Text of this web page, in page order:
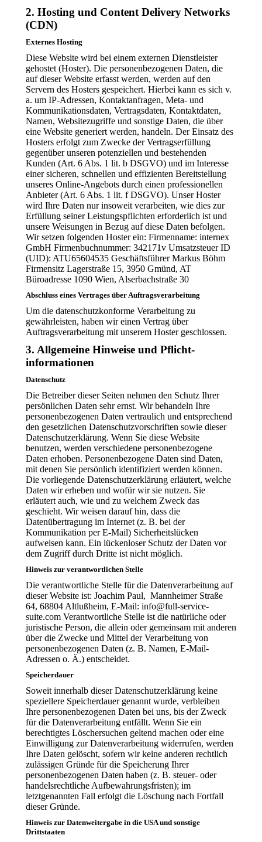
2. Hosting und Content Delivery Networks
(CDN)
Externes Hosting
Diese Website wird bei einem externen Dienstleister
gehostet (Hoster). Die personenbezogenen Daten, die
auf dieser Website erfasst werden, werden auf den
Servern des Hosters gespeichert. Hierbei kann es sich v.
a. um IP-Adressen, Kontaktanfragen, Meta- und
Kommunikationsdaten, Vertragsdaten, Kontaktdaten,
Namen, Websitezugriffe und sonstige Daten, die über
eine Website generiert werden, handeln. Der Einsatz des
Hosters erfolgt zum Zwecke der Vertragserfüllung
gegenüber unseren potenziellen und bestehenden
Kunden (Art. 6 Abs. 1 lit. b DSGVO) und im Interesse
einer sicheren, schnellen und effizienten Bereitstellung
unseres Online-Angebots durch einen professionellen
Anbieter (Art. 6 Abs. 1 lit. f DSGVO). Unser Hoster
wird Ihre Daten nur insoweit verarbeiten, wie dies zur
Erfüllung seiner Leistungspflichten erforderlich ist und
unsere Weisungen in Bezug auf diese Daten befolgen.
Wir setzen folgenden Hoster ein: Firmenname: internex
GmbH Firmenbuchnummer: 342171v Umsatzsteuer ID
(UID): ATU65604535 Geschäftsführer Markus Böhm
Firmensitz Lagerstraße 15, 3950 Gmünd, AT
Büroadresse 1090 Wien, Alserbachstraße 30
Abschluss eines Vertrages über Auftragsverarbeitung
Um die datenschutzkonforme Verarbeitung zu
gewährleisten, haben wir einen Vertrag über
Auftragsverarbeitung mit unserem Hoster geschlossen.
3. Allgemeine Hinweise und Pflicht­
informationen
Datenschutz
Die Betreiber dieser Seiten nehmen den Schutz Ihrer
persönlichen Daten sehr ernst. Wir behandeln Ihre
personenbezogenen Daten vertraulich und entsprechend
den gesetzlichen Datenschutzvorschriften sowie dieser
Datenschutzerklärung. Wenn Sie diese Website
benutzen, werden verschiedene personenbezogene
Daten erhoben. Personenbezogene Daten sind Daten,
mit denen Sie persönlich identifiziert werden können.
Die vorliegende Datenschutzerklärung erläutert, welche
Daten wir erheben und wofür wir sie nutzen. Sie
erläutert auch, wie und zu welchem Zweck das
geschieht. Wir weisen darauf hin, dass die
Datenübertragung im Internet (z. B. bei der
Kommunikation per E-Mail) Sicherheitslücken
aufweisen kann. Ein lückenloser Schutz der Daten vor
dem Zugriff durch Dritte ist nicht möglich.
Hinweis zur verantwortlichen Stelle
Die verantwortliche Stelle für die Datenverarbeitung auf
dieser Website ist: Joachim Paul, Mannheimer Straße
64, 68804 Altlußheim, E-Mail: info@full-service-
suite.com Verantwortliche Stelle ist die natürliche oder
juristische Person, die allein oder gemeinsam mit anderen
über die Zwecke und Mittel der Verarbeitung von
personenbezogenen Daten (z. B. Namen, E-Mail-
Adressen o. Ä.) entscheidet.
Speicherdauer
Soweit innerhalb dieser Datenschutzerklärung keine
speziellere Speicherdauer genannt wurde, verbleiben
Ihre personenbezogenen Daten bei uns, bis der Zweck
für die Datenverarbeitung entfällt. Wenn Sie ein
berechtigtes Löschersuchen geltend machen oder eine
Einwilligung zur Datenverarbeitung widerrufen, werden
Ihre Daten gelöscht, sofern wir keine anderen rechtlich
zulässigen Gründe für die Speicherung Ihrer
personenbezogenen Daten haben (z. B. steuer- oder
handelsrechtliche Aufbewahrungsfristen); im
letztgenannten Fall erfolgt die Löschung nach Fortfall
dieser Gründe.
Hinweis zur Datenweitergabe in die USA und sonstige
Drittstaaten